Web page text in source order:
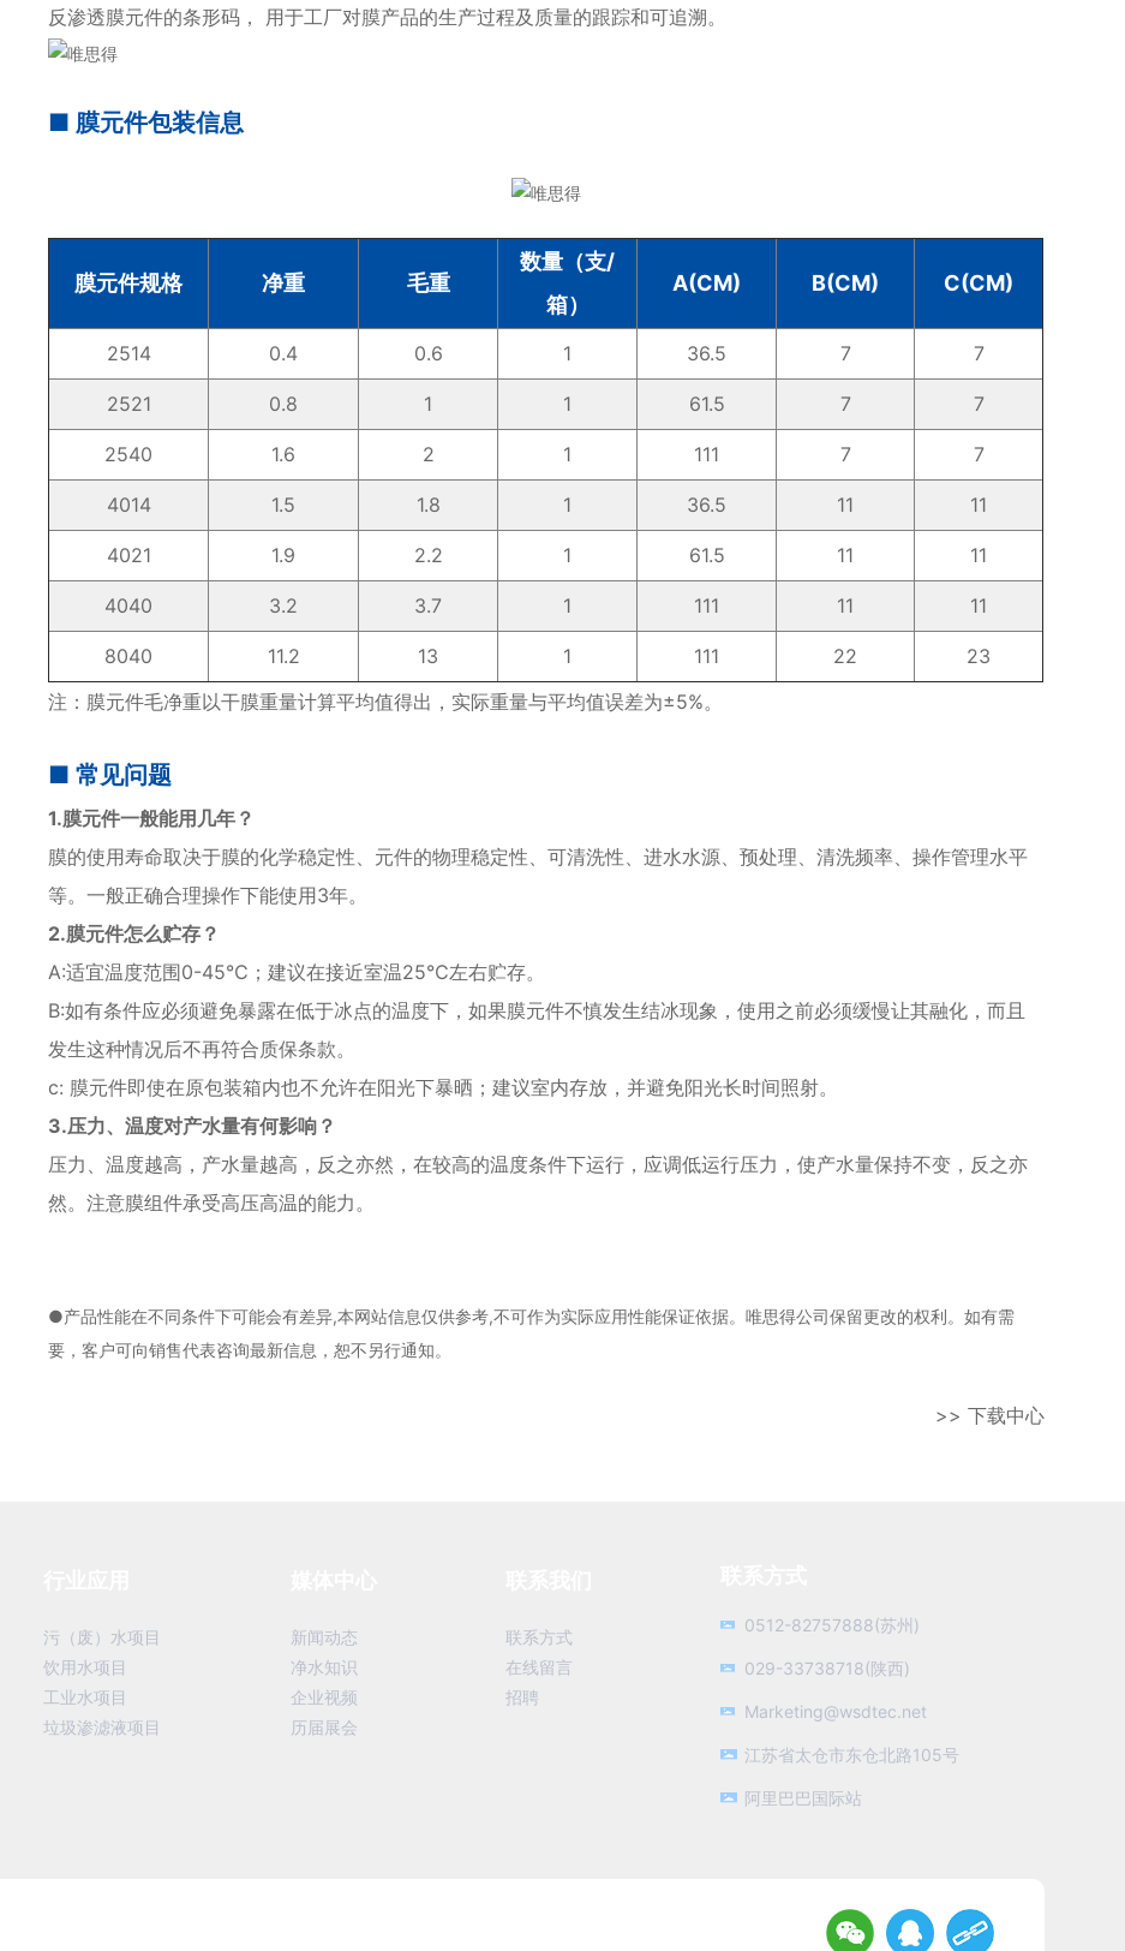
反渗透膜元件的条形码， 用于工厂对膜产品的生产过程及质量的跟踪和可追溯。
■ 膜元件包装信息
膜元件规格 净重 毛重
数量（支/
箱）
A(CM) B(CM) C(CM)
2514 0.4 0.6 1 36.5 7 7
2521 0.8 1 1 61.5 7 7
2540 1.6 2 1 111 7 7
4014 1.5 1.8 1 36.5 11 11
4021 1.9 2.2 1 61.5 11 11
4040 3.2 3.7 1 111 11 11
8040 11.2 13 1 111 22
23
注：膜元件毛净重以干膜重量计算平均值得出，实际重量与平均值误差为±5%。
■ 常见问题
1.膜元件一般能用几年？
膜的使用寿命取决于膜的化学稳定性、元件的物理稳定性、可清洗性、进水水源、预处理、清洗频率、操作管理水平
等。一般正确合理操作下能使用3年。
2.膜元件怎么贮存？
A:适宜温度范围0-45℃；建议在接近室温25℃左右贮存。
B:如有条件应必须避免暴露在低于冰点的温度下，如果膜元件不慎发生结冰现象，使用之前必须缓慢让其融化，而且
发生这种情况后不再符合质保条款。
c: 膜元件即使在原包装箱内也不允许在阳光下暴晒；建议室内存放，并避免阳光长时间照射。
3.压力、温度对产水量有何影响？
压力、温度越高，产水量越高，反之亦然，在较高的温度条件下运行，应调低运行压力，使产水量保持不变，反之亦
然。注意膜组件承受高压高温的能力。
●产品性能在不同条件下可能会有差异,本网站信息仅供参考,不可作为实际应用性能保证依据。唯思得公司保留更改的权利。如有需
要，客户可向销售代表咨询最新信息，恕不另行通知。
>> 下载中心
污（废）水项目
饮用水项目
工业水项目
垃圾渗滤液项目
新闻动态
净水知识
企业视频
历届展会
联系方式
在线留言
招聘
0512-82757888(苏州)
029-33738718(陕西)
Marketing@wsdtec.net
江苏省太仓市东仓北路105号
阿里巴巴国际站